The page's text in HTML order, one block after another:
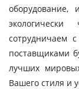
оборудование,
сотрудничаем
поставщиками
лучших
Вашего стиля и